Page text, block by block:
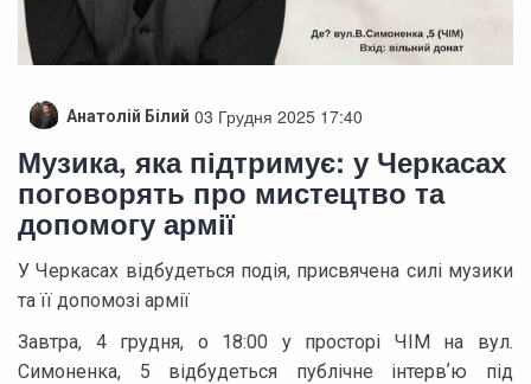
Анатолій Білий 03 Грудня 2025 17:40
Музика, яка підтримує: у Черкасах
поговорять про мистецтво та
допомогу армії
У Черкасах відбудеться подія, присвячена силі музики
та її допомозі армії
Завтра, 4 грудня, о 18:00 у просторі ЧІМ на вул.
Симоненка, 5 відбудеться публічне інтервʼю під